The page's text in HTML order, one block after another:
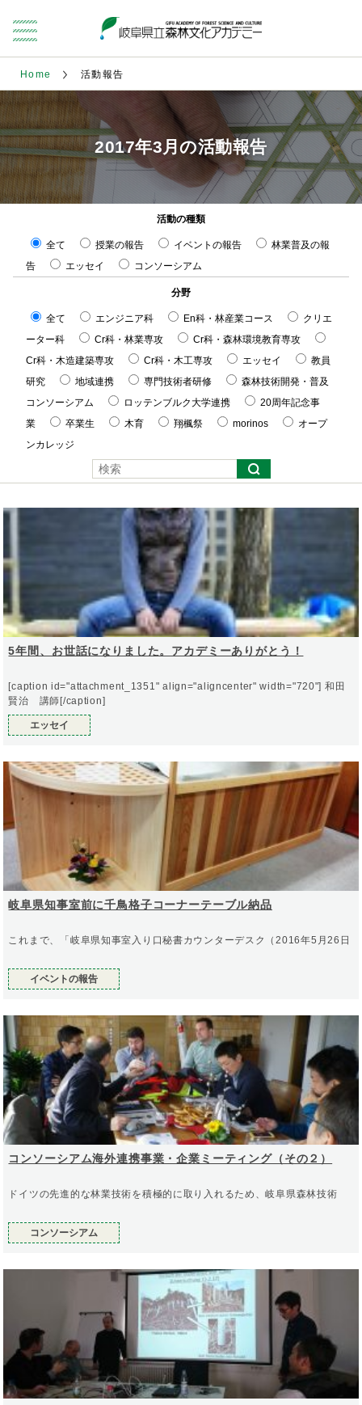
Home 活動報告
2017年3月の活動報告
活動の種類
全て 授業の報告 イベントの報告
林業普及の報
告
エッセイ コンソーシアム
分野
全て エンジニア科 En科・林産業コース
クリエ
ーター科
Cr科・林業専攻
Cr科・森林環境教育専攻
Cr科・木造建築専攻
Cr科・木工専攻 エッセイ
教員
研究
地域連携 専門技術者研修
森林技術開発・普及
コンソーシアム
ロッテンブルク大学連携
20周年記念事
業
卒業生 木育 翔楓祭 morinos
オープ
ンカレッジ
5年間、お世話になりました。アカデミーありがとう！
[caption id="attachment_1351" align="aligncenter" width="720"] 和田
賢治 講師[/caption]
エッセイ
岐阜県知事室前に千鳥格子コーナーテーブル納品
これまで、「岐阜県知事室入り口秘書カウンターデスク（2016年5月26日
イベントの報告
コンソーシアム海外連携事業・企業ミーティング（その２）
ドイツの先進的な林業技術を積極的に取り入れるため、岐阜県森林技術
コンソーシアム